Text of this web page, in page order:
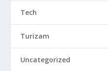
Tech
Turizam
Uncategorized